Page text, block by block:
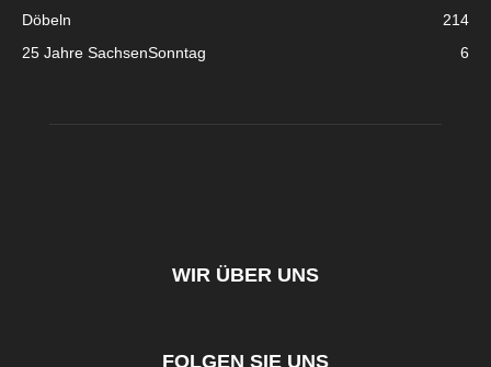
Döbeln
214
25 Jahre SachsenSonntag
6
WIR ÜBER UNS
FOLGEN SIE UNS